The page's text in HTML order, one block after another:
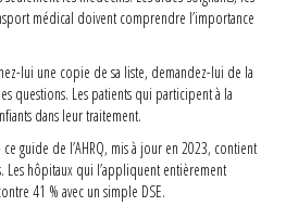
médical doivent comprendre l’importance
lui une copie de sa liste, demandez-lui de la
questions. Les patients qui participent à la
dans leur traitement.
ce guide de l’AHRQ, mis à jour en 2023, contient
Les hôpitaux qui l’appliquent entièrement
41 % avec un simple DSE.